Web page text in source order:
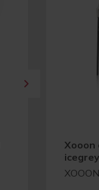
Xooon
icegrey
XOOON